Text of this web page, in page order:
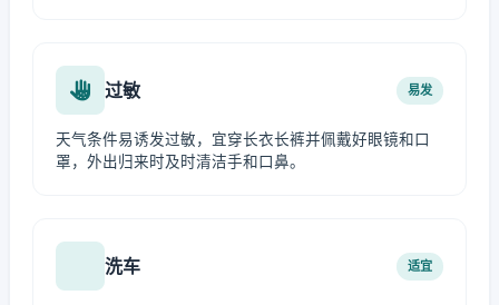
过敏 易发
天气条件易诱发过敏，宜穿长衣长裤并佩戴好眼镜和口
罩，外出归来时及时清洁手和口鼻。
洗车 适宜